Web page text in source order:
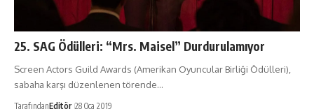
25. SAG Ödülleri: “Mrs. Maisel” Durdurulamıyor
Screen Actors Guild Awards (Amerikan Oyuncular Birliği Ödülleri),
sabaha karşı düzenlenen törende…
TarafındanEditör 28 Oca 2019